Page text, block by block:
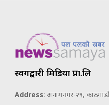
स्वर्गद्वारी मिडिया प्रा.लि
Address: अनामनगर-२९,